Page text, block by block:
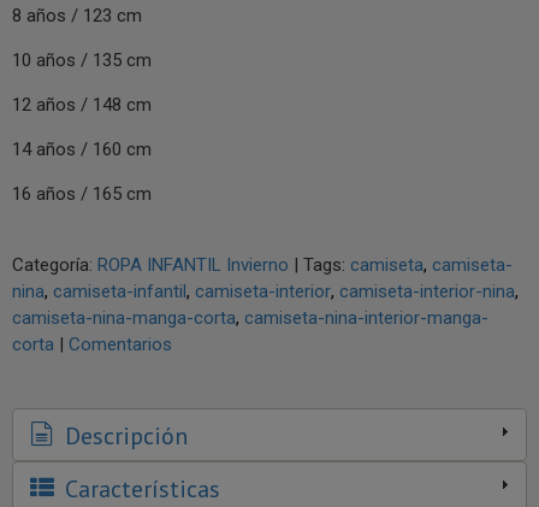
8 años / 123 cm
10 años / 135 cm
12 años / 148 cm
14 años / 160 cm
16 años / 165 cm
Categoría: ROPA INFANTIL Invierno | Tags: camiseta camiseta-
nina camiseta-infantil camiseta-interior camiseta-interior-nina
camiseta-nina-manga-corta camiseta-nina-interior-manga-
corta | Comentarios
Descripción
Características